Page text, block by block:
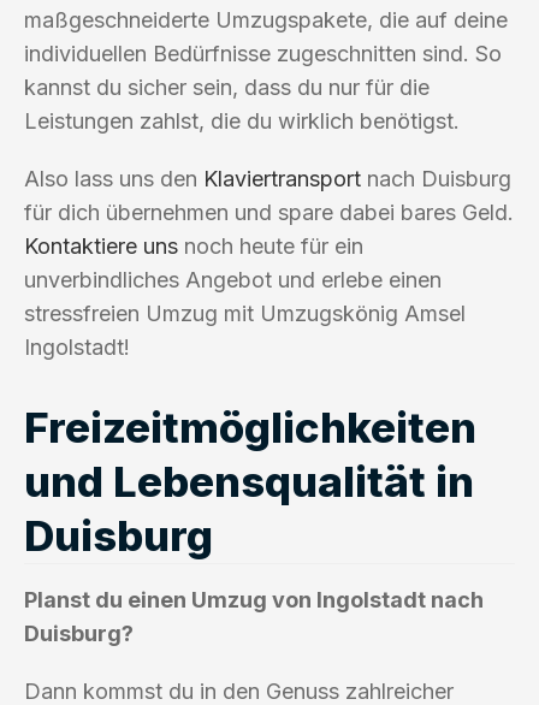
maßgeschneiderte Umzugspakete, die auf deine
individuellen Bedürfnisse zugeschnitten sind. So
kannst du sicher sein, dass du nur für die
Leistungen zahlst, die du wirklich benötigst.
Also lass uns den Klaviertransport nach Duisburg
für dich übernehmen und spare dabei bares Geld.
Kontaktiere uns noch heute für ein
unverbindliches Angebot und erlebe einen
stressfreien Umzug mit Umzugskönig Amsel
Ingolstadt!
Freizeitmöglichkeiten
und Lebensqualität in
Duisburg
Planst du einen Umzug von Ingolstadt nach
Duisburg?
Dann kommst du in den Genuss zahlreicher